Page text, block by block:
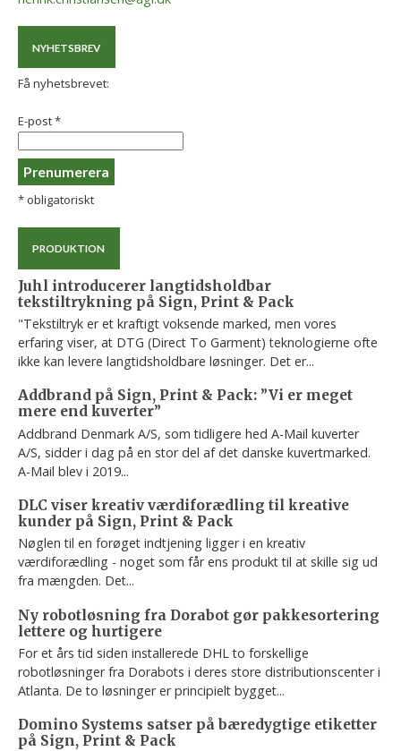
NYHETSBREV
Få nyhetsbrevet:
E-post*
* obligatoriskt
PRODUKTION
Juhl introducerer langtidsholdbar
tekstiltrykning på Sign, Print & Pack
"Tekstiltryk er et kraftigt voksende marked, men vores
erfaring viser, at DTG (Direct To Garment) teknologierne ofte
ikke kan levere langtidsholdbare løsninger. Det er...
Addbrand på Sign, Print & Pack: ”Vi er meget
mere end kuverter”
Addbrand Denmark A/S, som tidligere hed A-Mail kuverter
A/S, sidder i dag på en stor del af det danske kuvertmarked.
A-Mail blev i 2019...
DLC viser kreativ værdiforædling til kreative
kunder på Sign, Print & Pack
Nøglen til en forøget indtjening ligger i en kreativ
værdiforædling - noget som får ens produkt til at skille sig ud
fra mængden. Det...
Ny robotløsning fra Dorabot gør pakkesortering
lettere og hurtigere
For et års tid siden installerede DHL to forskellige
robotløsninger fra Dorabots i deres store distributionscenter i
Atlanta. De to løsninger er principielt bygget...
Domino Systems satser på bæredygtige etiketter
på Sign, Print & Pack